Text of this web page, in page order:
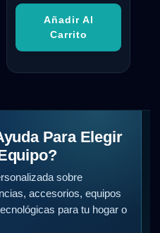
Añadir Al
Carrito
Para Elegir
sobre
accesorios, equipos
para tu hogar o